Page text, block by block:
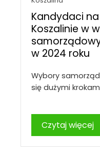
Kandydaci
Koszalinie w
w 2024 roku
Wybory
się dużymi
Czytaj więcej